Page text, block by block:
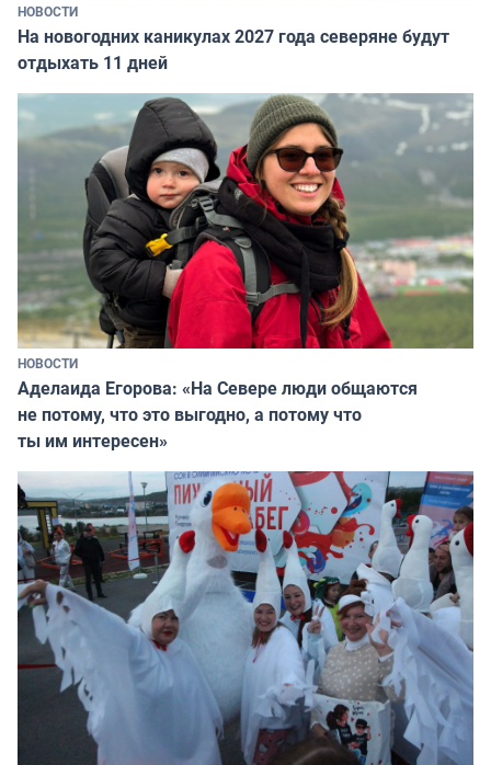
НОВОСТИ
На новогодних каникулах 2027 года северяне будут
отдыхать 11 дней
НОВОСТИ
Аделаида Егорова: «На Севере люди общаются
не потому, что это выгодно, а потому что
ты им интересен»